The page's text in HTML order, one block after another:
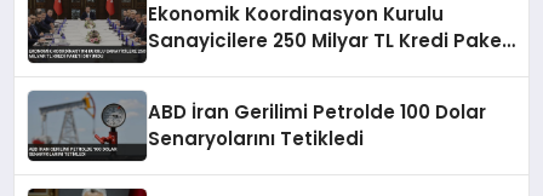
Ekonomik Koordinasyon Kurulu
Sanayicilere 250 Milyar TL Kredi Paketi
ABD İran Gerilimi Petrolde 100 Dolar
Senaryolarını Tetikledi